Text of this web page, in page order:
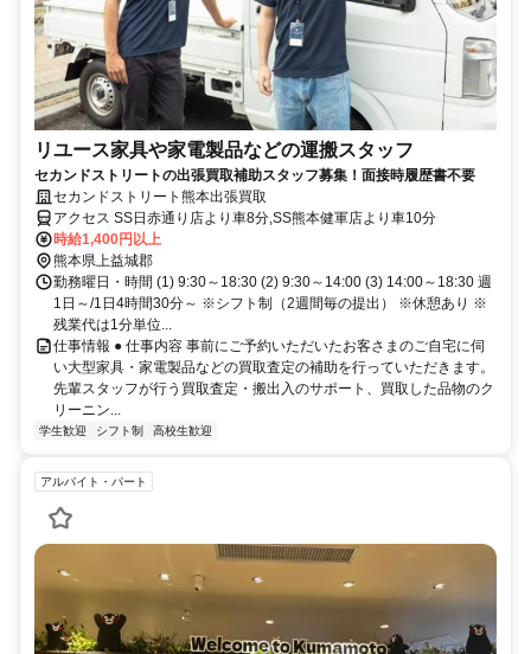
リユース家具や家電製品などの運搬スタッフ
セカンドストリートの出張買取補助スタッフ募集！面接時履歴書不要
セカンドストリート熊本出張買取
アクセス SS日赤通り店より車8分,SS熊本健軍店より車10分
時給1,400円以上
熊本県上益城郡
勤務曜日・時間 (1) 9:30～18:30 (2) 9:30～14:00 (3) 14:00～18:30 週
1日～/1日4時間30分～ ※シフト制（2週間毎の提出） ※休憩あり ※
残業代は1分単位...
仕事情報 ● 仕事内容 事前にご予約いただいたお客さまのご自宅に伺
い大型家具・家電製品などの買取査定の補助を行っていただきます。
先輩スタッフが行う買取査定・搬出入のサポート、買取した品物のク
リーニン...
学生歓迎 シフト制 高校生歓迎
アルバイト・パート